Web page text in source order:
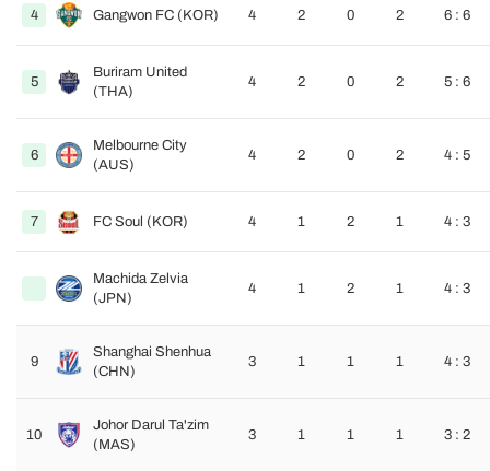
4 Gangwon FC (KOR) 4 2 0 2 6 : 6
5
Buriram United
(THA)
4 2 0 2 5 : 6
6
Melbourne City
(AUS)
4 2 0 2 4 : 5
7 FC Soul (KOR) 4 1 2 1 4 : 3
Machida Zelvia
(JPN)
4 1 2 1 4 : 3
9
Shanghai Shenhua
(CHN)
3 1 1 1 4 : 3
10
Johor Darul Ta'zim
(MAS)
3 1 1 1 3 : 2